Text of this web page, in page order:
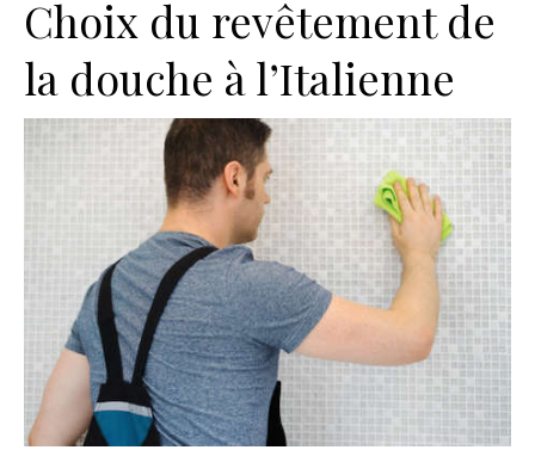
Choix du revêtement de
la douche à l’Italienne